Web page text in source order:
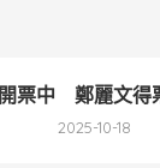
票中 鄭麗文得
2025-10-18